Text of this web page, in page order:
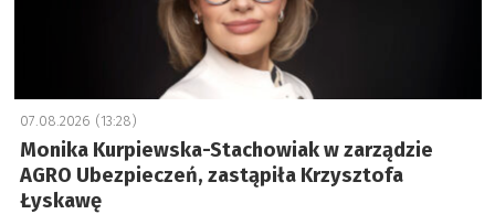
07.08.2026 (13:28)
Monika Kurpiewska-Stachowiak w zarządzie
AGRO Ubezpieczeń, zastąpiła Krzysztofa
Łyskawę